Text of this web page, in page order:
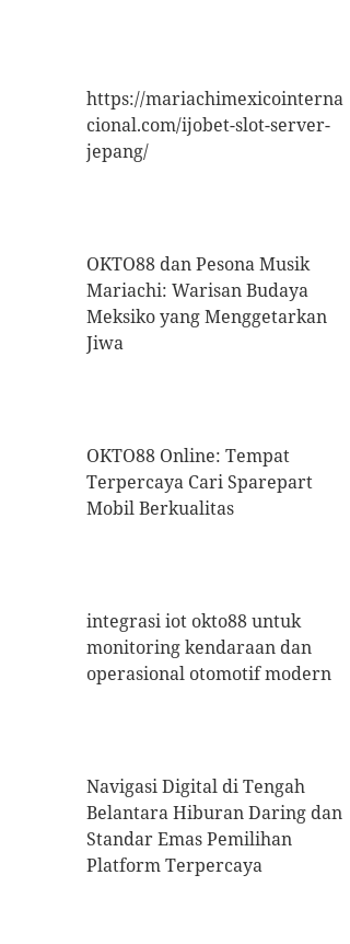
https://mariachimexicointerna
cional.com/ijobet-slot-server-
jepang/
OKTO88 dan Pesona Musik
Mariachi: Warisan Budaya
Meksiko yang Menggetarkan
Jiwa
OKTO88 Online: Tempat
Terpercaya Cari Sparepart
Mobil Berkualitas
integrasi iot okto88 untuk
monitoring kendaraan dan
operasional otomotif modern
Navigasi Digital di Tengah
Belantara Hiburan Daring dan
Standar Emas Pemilihan
Platform Terpercaya